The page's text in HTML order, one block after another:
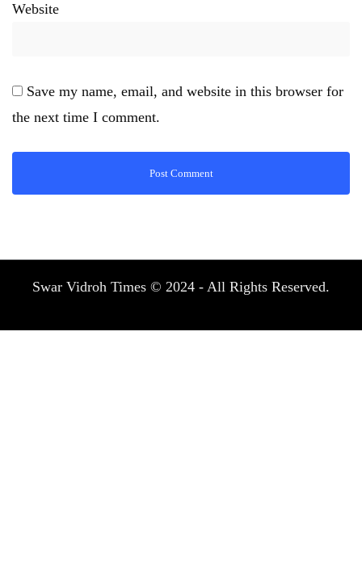
Website
Save my name, email, and website in this browser for
the next time I comment.
Swar Vidroh Times © 2024 - All Rights Reserved.